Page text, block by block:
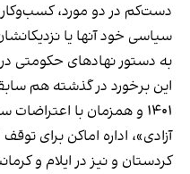
دست‌کم در دو مورد،
سیاسی خود آنها یا
به دستور نهادهای حکومتی
این برخورد در گذشته هم
۱۴۰۱ و همزمان با
آزادی»، اداره اماکن برای
کردستان و نیز در ایلام و